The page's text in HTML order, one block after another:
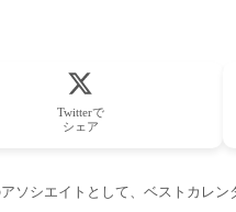
Twitterで
シェア
ソシエイトとして、ベストカレン